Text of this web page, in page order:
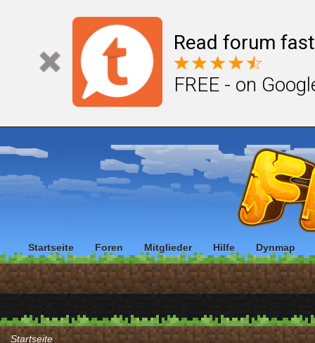
Read forum
FREE - on
Startseite
Startseite Foren Mitglieder Hilfe Dynmap